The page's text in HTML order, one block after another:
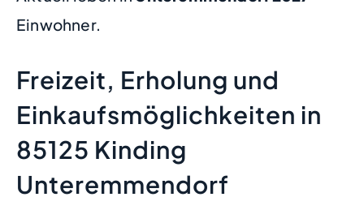
Einwohner.
Freizeit, Erholung und
Einkaufsmöglichkeiten in
85125 Kinding
Unteremmendorf